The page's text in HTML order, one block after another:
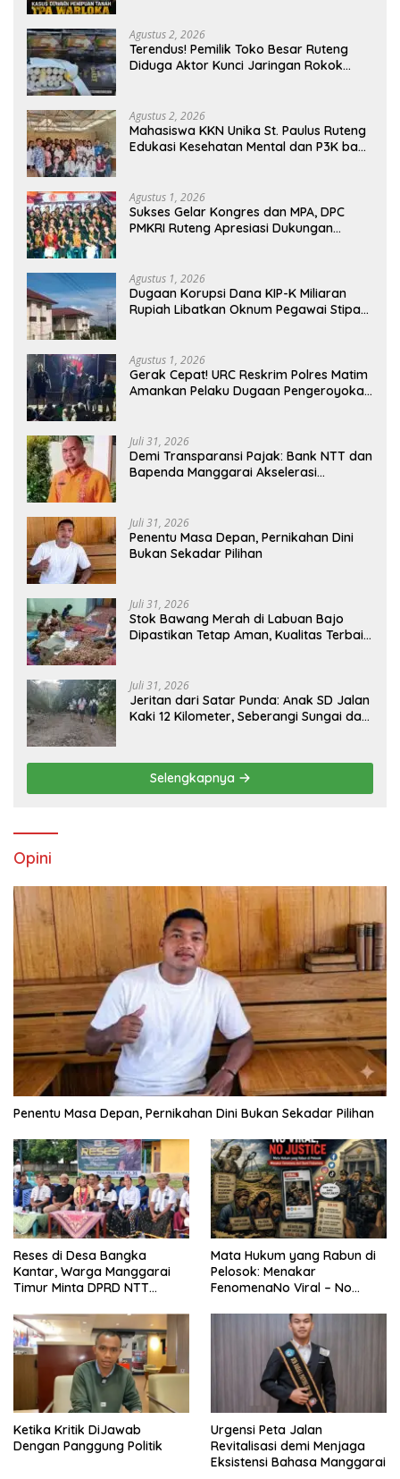
Memasuki Fase Krusial
Agustus 2, 2026
Terendus! Pemilik Toko Besar Ruteng
Diduga Aktor Kunci Jaringan Rokok
Agustus 2, 2026
Mahasiswa KKN Unika St. Paulus Ruteng
Edukasi Kesehatan Mental dan P3K bagi
Agustus 1, 2026
Sukses Gelar Kongres dan MPA, DPC
PMKRI Ruteng Apresiasi Dukungan
Agustus 1, 2026
Dugaan Korupsi Dana KIP-K Miliaran
Rupiah Libatkan Oknum Pegawai Stipas
Agustus 1, 2026
Gerak Cepat! URC Reskrim Polres Matim
Amankan Pelaku Dugaan Pengeroyokan
Juli 31, 2026
​Demi Transparansi Pajak: Bank NTT dan
Bapenda Manggarai Akselerasi
Juli 31, 2026
Penentu Masa Depan, Pernikahan Dini
Bukan Sekadar Pilihan
Juli 31, 2026
Stok Bawang Merah di Labuan Bajo
Dipastikan Tetap Aman, Kualitas Terbaik
Juli 31, 2026
Jeritan dari Satar Punda: Anak SD Jalan
Kaki 12 Kilometer, Seberangi Sungai dan
Selengkapnya
Opini
Penentu Masa Depan, Pernikahan Dini Bukan Sekadar Pilihan
Reses di Desa Bangka
Kantar, Warga Manggarai
Timur Minta DPRD NTT
Pergub Larangan Beli BBM
Bersubsidi Bagi Penunggak
Pajak
Mata Hukum yang Rabun di
Pelosok: Menakar
FenomenaNo Viral – No
Ketika Kritik DiJawab
Dengan Panggung Politik
Urgensi Peta Jalan
Revitalisasi demi Menjaga
Eksistensi Bahasa Manggarai